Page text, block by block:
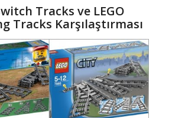
Tracks ve LEGO
Tracks Karşılaştırması